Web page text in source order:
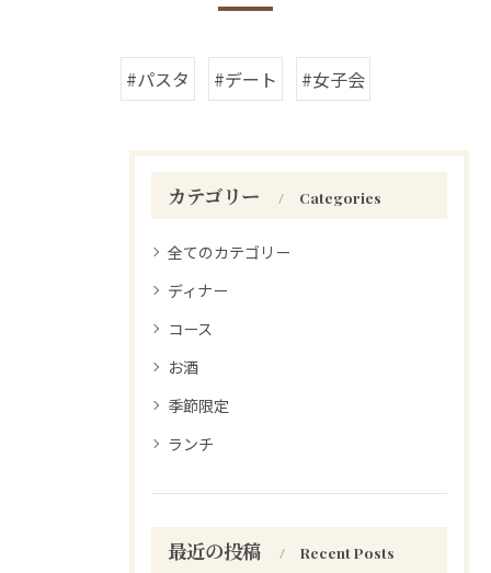
#パスタ #デート #女子会
カテゴリー Categories
全てのカテゴリー
ディナー
コース
お酒
季節限定
ランチ
最近の投稿 Recent Posts